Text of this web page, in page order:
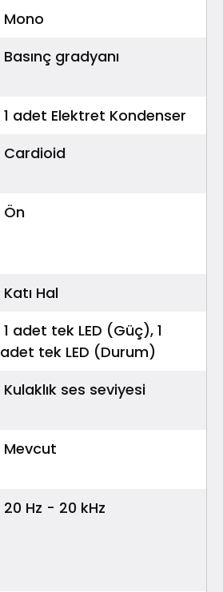
Mono
Basınç gradyanı
1 adet Elektret Kondenser
Cardioid
Ön
Katı Hal
1 adet tek LED (Güç), 1
adet tek LED (Durum)
Kulaklık ses seviyesi
Mevcut
20 Hz - 20 kHz